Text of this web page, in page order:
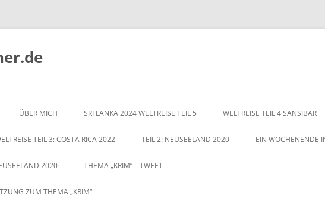
Inhalt
ÜBER MICH SRI LANKA 2024 WELTREISE TEIL 5 WELTREISE TEIL 4 SANSIBAR
TEIL 3: COSTA RICA 2022 TEIL 2: NEUSEELAND 2020 EIN WOCHENENDE
2020 THEMA „KRIM“ – TWEET
ZUM THEMA „KRIM“